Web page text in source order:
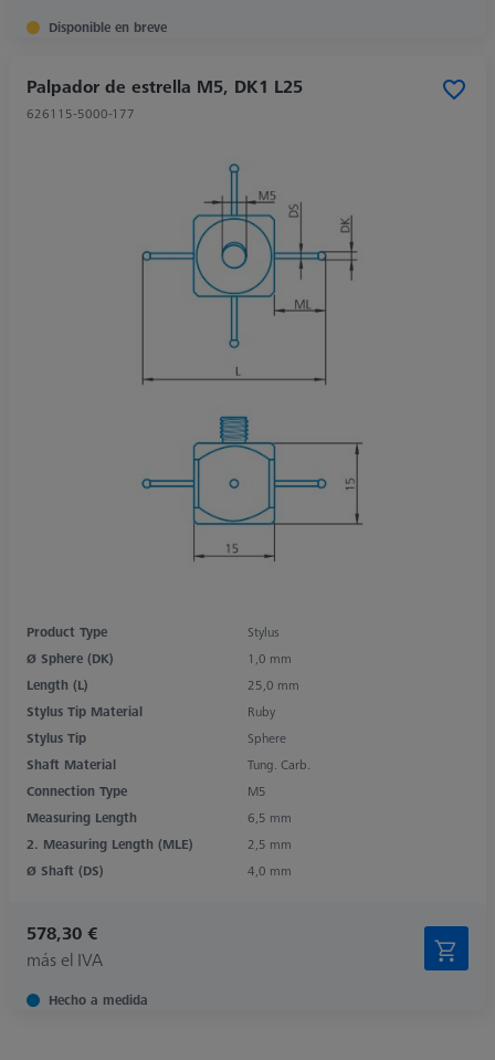
Disponible en breve
Palpador de estrella M5, DK1 L25
626115-5000-177
Product Type
Stylus
Ø Sphere (DK)
1,0 mm
Length (L)
25,0 mm
Stylus Tip Material
Ruby
Stylus Tip
Sphere
Shaft Material
Tung. Carb.
Connection Type
M5
Measuring Length
6,5 mm
2. Measuring Length (MLE)
2,5 mm
Ø Shaft (DS)
4,0 mm
578,30 €
más el IVA
Hecho a medida